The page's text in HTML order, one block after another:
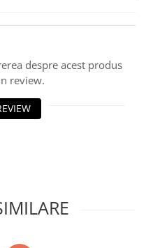
despre acest produs
review.